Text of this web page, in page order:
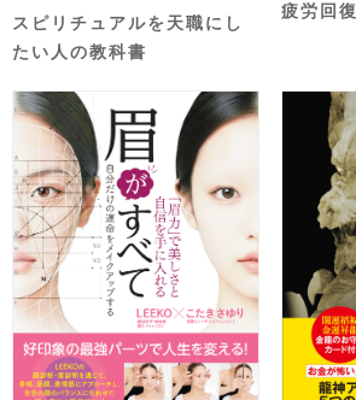
スピリチュアルを天職にし
たい人の教科書
疲労回